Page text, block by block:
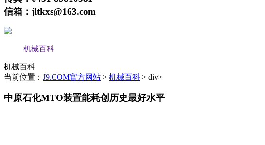
信箱：jltkxs@163.com
机械百科
机械百科
当前位置： J9.COM官方网站 > 机械百科 > div>
中原石化MTO装置能耗创历史最好水平